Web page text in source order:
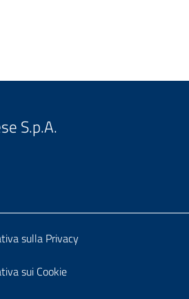
S.p.A.
sulla Privacy
sui Cookie